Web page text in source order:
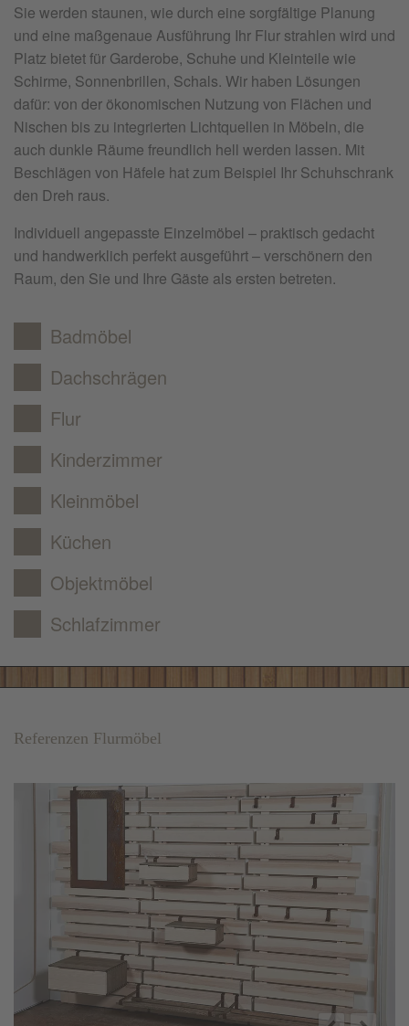
Sie werden staunen, wie durch eine sorgfältige Planung
und eine maßgenaue Ausführung Ihr Flur strahlen wird und
Platz bietet für Garderobe, Schuhe und Kleinteile wie
Schirme, Sonnenbrillen, Schals. Wir haben Lösungen
dafür: von der ökonomischen Nutzung von Flächen und
Nischen bis zu integrierten Lichtquellen in Möbeln, die
auch dunkle Räume freundlich hell werden lassen. Mit
Beschlägen von Häfele hat zum Beispiel Ihr Schuhschrank
den Dreh raus.
Individuell angepasste Einzelmöbel – praktisch gedacht
und handwerklich perfekt ausgeführt – verschönern den
Raum, den Sie und Ihre Gäste als ersten betreten.
Badmöbel
Dachschrägen
Flur
Kinderzimmer
Kleinmöbel
Küchen
Objektmöbel
Schlafzimmer
Referenzen Flurmöbel